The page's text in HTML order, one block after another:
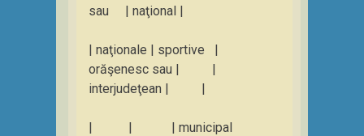
sau | naţional |
| naţionale | sportive |
orăşenesc sau | |
interjudeţean | |
| | | municipal